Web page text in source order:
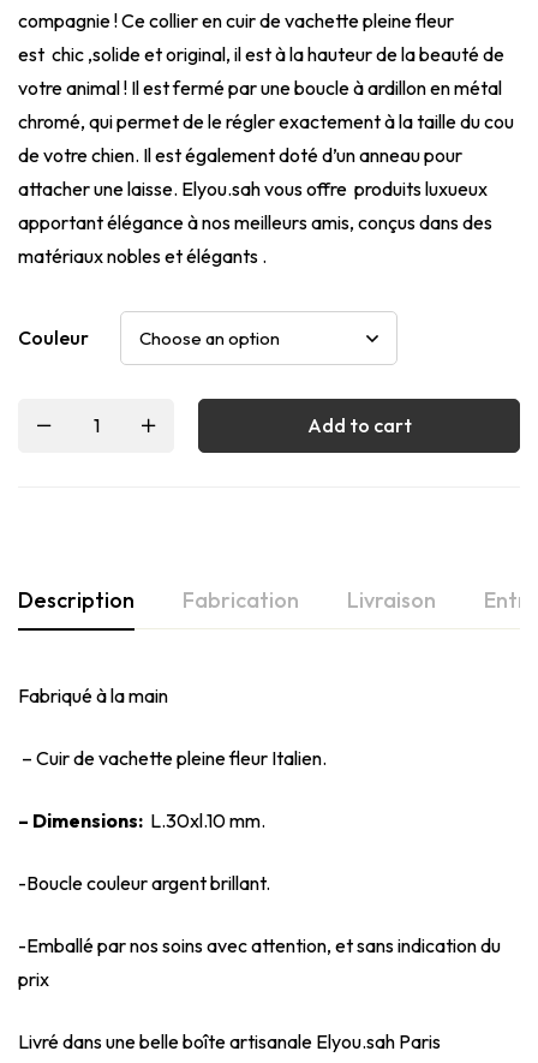
compagnie ! Ce collier en cuir de vachette pleine fleur
est chic ,solide et original, il est à la hauteur de la beauté de
votre animal ! Il est fermé par une boucle à ardillon en métal
chromé, qui permet de le régler exactement à la taille du cou
de votre chien. Il est également doté d’un anneau pour
attacher une laisse. Elyou.sah vous offre produits luxueux
apportant élégance à nos meilleurs amis, conçus dans des
matériaux nobles et élégants .
Couleur
Add to cart
Description Fabrication Livraison
Fabriqué à la main
– Cuir de vachette pleine fleur Italien.
– Dimensions: L.30xl.10 mm.
-Boucle couleur argent brillant.
-Emballé par nos soins avec attention, et sans indication du
prix
Livré dans une belle boîte artisanale Elyou.sah Paris